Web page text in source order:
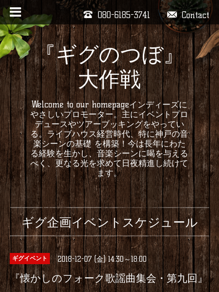
Contact
080-6185-3741
『ギグのつぼ』
大作戦
Welcome to our homepageインディーズに
やさしいプロモーター。主にイベントプロ
デュースやツアーブッキングをやってい
る。ライブハウス経営時代、特に神戸の音
楽シーンの基礎 を構築！今は長年にわた
る経験を生かし、音楽シーンに喝を与える
べく、更なる光を求めて日夜精進し続けて
ます。
ギグ企画イベントスケジュール
ギグイベント 2018-12-07 (金) 14:30～18:00
『懐かしのフォーク歌謡曲集会・第九回』